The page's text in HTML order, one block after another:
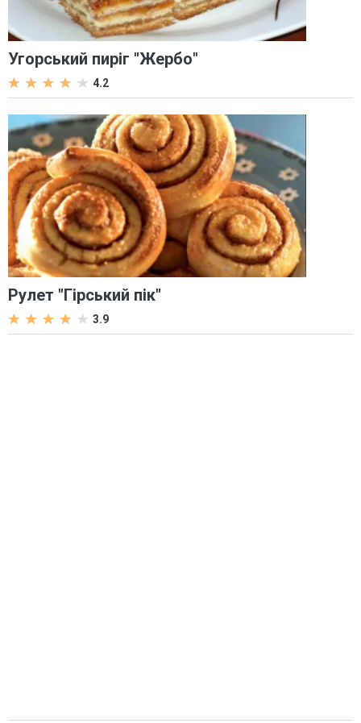
Угорський пиріг "Жербо"
4.2
Рулет "Гірський пік"
3.9